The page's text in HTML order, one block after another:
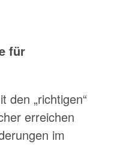
für
den „richtigen“
erreichen
im